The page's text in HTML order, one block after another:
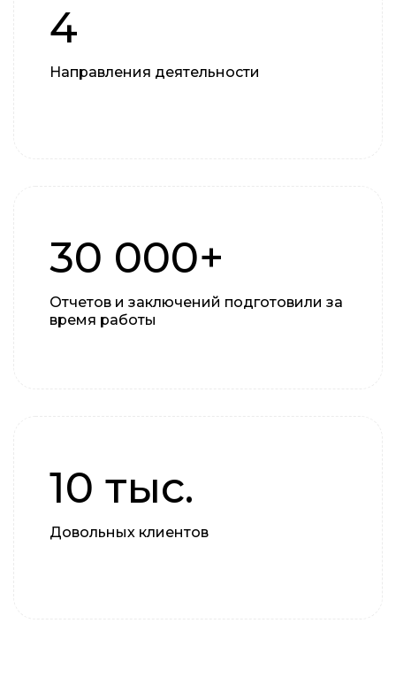
4
Направления деятельности
30 000+
Отчетов и заключений подготовили за
время работы
10 тыс.
Довольных клиентов